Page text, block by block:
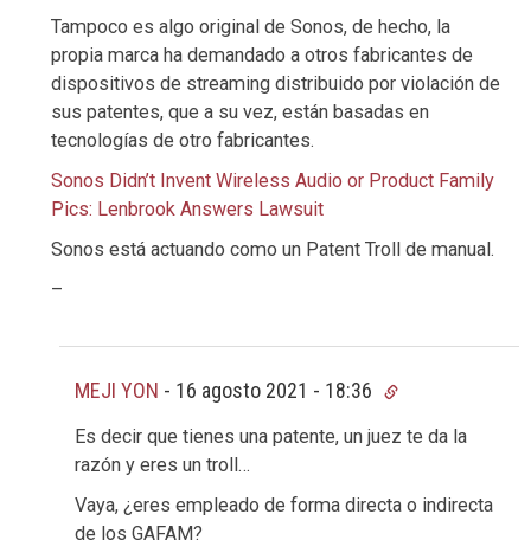
Tampoco es algo original de Sonos, de hecho, la
propia marca ha demandado a otros fabricantes de
dispositivos de streaming distribuido por violación de
sus patentes, que a su vez, están basadas en
tecnologías de otro fabricantes.
Sonos Didn’t Invent Wireless Audio or Product Family
Pics: Lenbrook Answers Lawsuit
Sonos está actuando como un Patent Troll de manual.
–
MEJI YON - 16 agosto 2021 - 18:36
Es decir que tienes una patente, un juez te da la
razón y eres un troll…
Vaya, ¿eres empleado de forma directa o indirecta
de los GAFAM?